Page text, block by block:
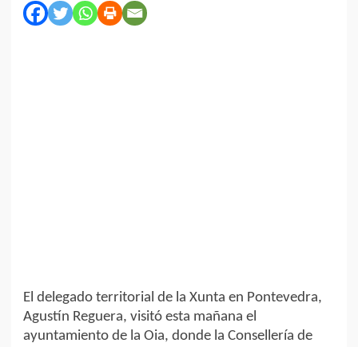
El delegado territorial de la Xunta en Pontevedra,
Agustín Reguera, visitó esta mañana el
ayuntamiento de la Oia, donde la Consellería de